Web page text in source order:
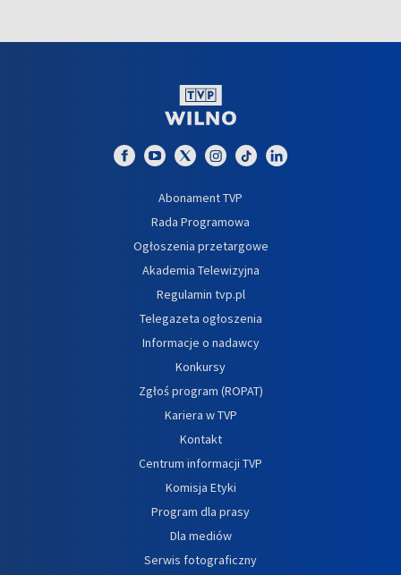
Abonament TVP
Rada Programowa
Ogłoszenia przetargowe
Akademia Telewizyjna
Regulamin tvp.pl
Telegazeta ogłoszenia
Informacje o nadawcy
Konkursy
Zgłoś program (ROPAT)
Kariera w TVP
Kontakt
Centrum informacji TVP
Komisja Etyki
Program dla prasy
Dla mediów
Serwis fotograficzny